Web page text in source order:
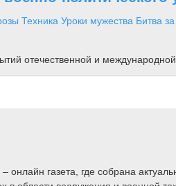
Техника Уроки мужества Битва
отечественной и
онлайн газета, где собрана